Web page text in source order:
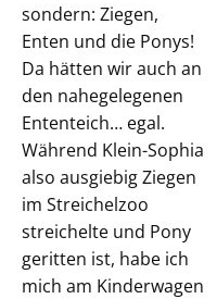
sondern: Ziegen,
Enten und die Ponys!
Da hätten wir auch an
den nahegelegenen
Ententeich… egal.
Während Klein-Sophia
also ausgiebig Ziegen
im Streichelzoo
streichelte und Pony
geritten ist, habe ich
mich am Kinderwagen